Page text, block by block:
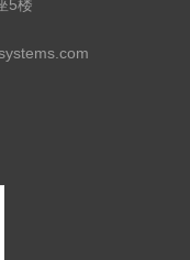
5楼